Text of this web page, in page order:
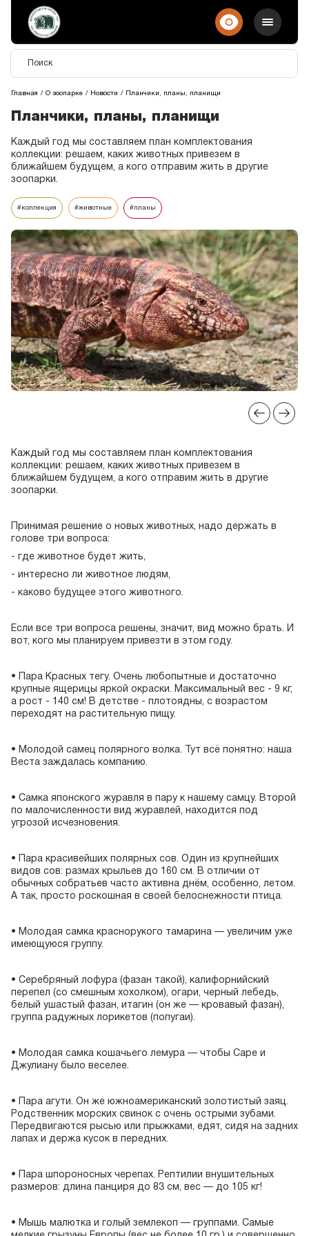
Главная О зоопарке Новости Планчики, планы, планищи
Планчики, планы, планищи
Каждый год мы составляем план комплектования
коллекции: решаем, каких животных привезем в
ближайшем будущем, а кого отправим жить в другие
зоопарки.
#коллекция #животные #планы
Каждый год мы составляем план комплектования
коллекции: решаем, каких животных привезем в
ближайшем будущем, а кого отправим жить в другие
зоопарки.
Принимая решение о новых животных, надо держать в
голове три вопроса:
- где животное будет жить,
- интересно ли животное людям,
- каково будущее этого животного.
Если все три вопроса решены, значит, вид можно брать. И
вот, кого мы планируем привезти в этом году.
• Пара Красных тегу. Очень любопытные и достаточно
крупные ящерицы яркой окраски. Максимальный вес - 9 кг,
а рост - 140 см! В детстве - плотоядны, с возрастом
переходят на растительную пищу.
• Молодой самец полярного волка. Тут всё понятно: наша
Веста заждалась компанию.
• Самка японского журавля в пару к нашему самцу. Второй
по малочисленности вид журавлей, находится под
угрозой исчезновения.
• Пара красивейших полярных сов. Один из крупнейших
видов сов: размах крыльев до 160 см. В отличии от
обычных собратьев часто активна днём, особенно, летом.
А так, просто роскошная в своей белоснежности птица.
• Молодая самка краснорукого тамарина — увеличим уже
имеющуюся группу.
• Серебряный лофура (фазан такой), калифорнийский
перепел (со смешным хохолком), огари, черный лебедь,
белый ушастый фазан, итагин (он же — кровавый фазан),
группа радужных лорикетов (попугаи).
• Молодая самка кошачьего лемура — чтобы Саре и
Джулиану было веселее.
• Пара агути. Он же южноамериканский золотистый заяц.
Родственник морских свинок с очень острыми зубами.
Передвигаются рысью или прыжками, едят, сидя на задних
лапах и держа кусок в передних.
• Пара шпороносных черепах. Рептилии внушительных
размеров: длина панциря до 83 см, вес — до 105 кг!
• Мышь малютка и голый землекоп — группами. Самые